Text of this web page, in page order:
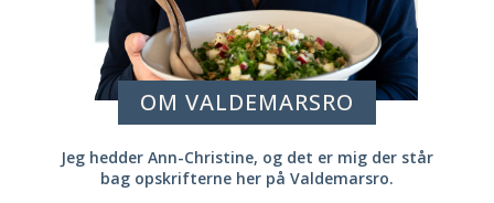
OM VALDEMARSRO
Jeg hedder Ann-Christine, og det er mig der står
bag opskrifterne her på Valdemarsro.